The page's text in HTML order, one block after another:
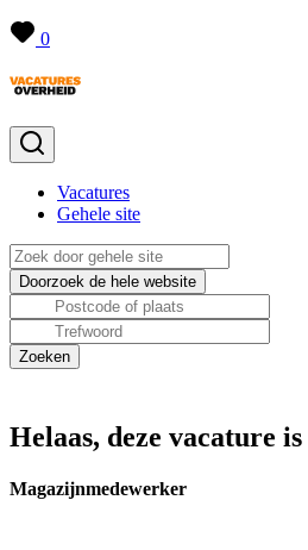
0
Vacatures
Gehele site
Helaas, deze vacature
Magazijnmedewerker